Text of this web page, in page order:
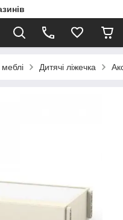
меблі Дитячі ліжечка